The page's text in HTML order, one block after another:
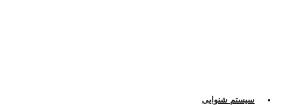
سیستم شنوایی